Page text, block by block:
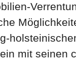
mit seinen